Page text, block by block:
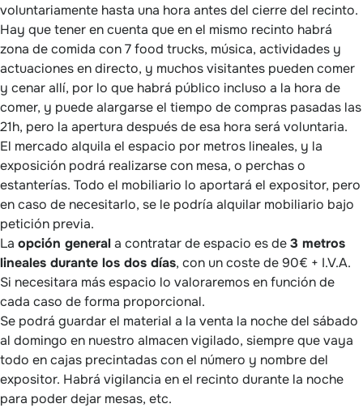
voluntariamente hasta una hora antes del cierre del recinto.
Hay que tener en cuenta que en el mismo recinto habrá
zona de comida con 7 food trucks, música, actividades y
actuaciones en directo, y muchos visitantes pueden comer
y cenar allí, por lo que habrá público incluso a la hora de
comer, y puede alargarse el tiempo de compras pasadas las
21h, pero la apertura después de esa hora será voluntaria.
El mercado alquila el espacio por metros lineales, y la
exposición podrá realizarse con mesa, o perchas o
estanterías. Todo el mobiliario lo aportará el expositor, pero
en caso de necesitarlo, se le podría alquilar mobiliario bajo
petición previa.
La opción generala contratar de espacio es de3 metros
lineales durante los dos días, con un coste de 90€ + I.V.A.
Si necesitara más espacio lo valoraremos en función de
cada caso de forma proporcional.
Se podrá guardar el material a la venta la noche del sábado
al domingo en nuestro almacen vigilado, siempre que vaya
todo en cajas precintadas con el número y nombre del
expositor. Habrá vigilancia en el recinto durante la noche
para poder dejar mesas, etc.